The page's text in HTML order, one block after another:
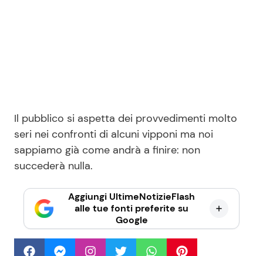
Il pubblico si aspetta dei provvedimenti molto
seri nei confronti di alcuni vipponi ma noi
sappiamo già come andrà a finire: non
succederà nulla.
Aggiungi UltimeNotizieFlash
alle tue fonti preferite su
Google